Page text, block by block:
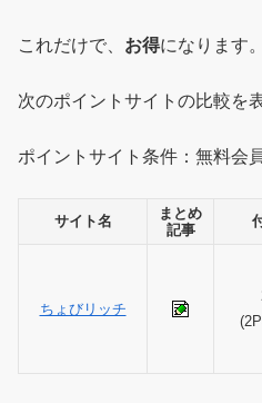
これだけで、 お得になります。
次のポイントサイトの比較を
ポイントサイト条件：無料会
サイト名
まとめ
記事
ちょびリッチ